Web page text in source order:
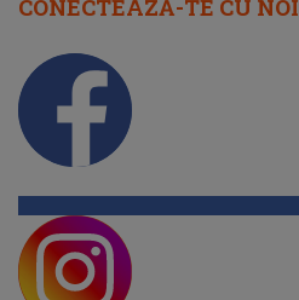
CONECTEAZĂ-TE CU NOI